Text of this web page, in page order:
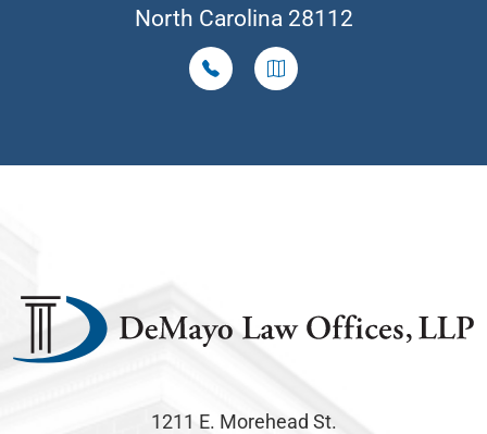
North Carolina 28112
1211 E. Morehead St.